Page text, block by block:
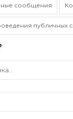
сообщения
публичных